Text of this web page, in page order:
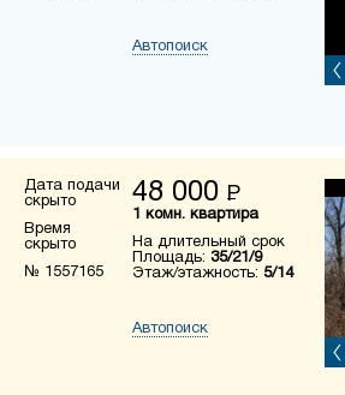
Автопоиск
Дата подачи
скрыто
Время
скрыто
№ 1557165
48 000 Р
1 комн. квартира
На длительный срок
Площадь: 35/21/9
Этаж/этажность: 5/14
Автопоиск